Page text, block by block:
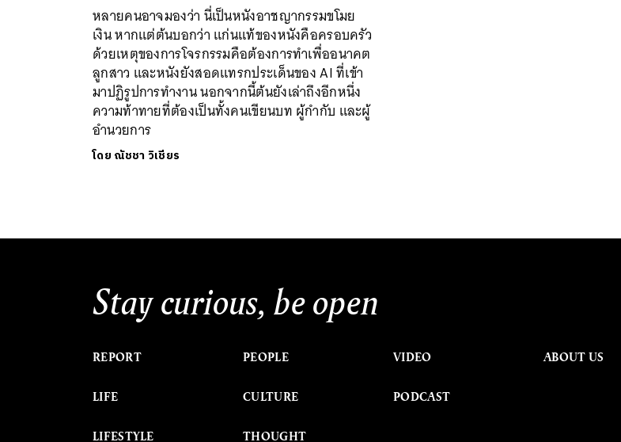
หลายคนอาจมองว่า นี่เป็นหนังอาชญากรรมขโมย
เงิน หากแต่ต้นบอกว่า แก่นแท้ของหนังคือครอบครัว
ด้วยเหตุของการโจรกรรมคือต้องการทำเพื่ออนาคต
ลูกสาว และหนังยังสอดแทรกประเด็นของ AI ที่เข้า
มาปฏิรูปการทำงาน นอกจากนี้ต้นยังเล่าถึงอีกหนึ่ง
ความท้าทายที่ต้องเป็นทั้งคนเขียนบท ผู้กำกับ และผู้
อำนวยการ
โดย ณัชชา วิเชียร
Stay curious, be open
REPORT
LIFE
LIFESTYLE
PEOPLE
CULTURE
THOUGHT
VIDEO
PODCAST
ABOUT US